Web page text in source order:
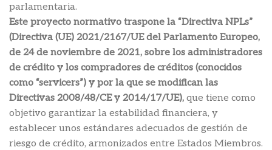
parlamentaria.
Este proyecto normativo traspone la “Directiva NPLs”
(Directiva (UE) 2021/2167/UE del Parlamento Europeo,
de 24 de noviembre de 2021, sobre los administradores
de crédito y los compradores de créditos (conocidos
como “servicers”) y por la que se modifican las
Directivas 2008/48/CE y 2014/17/UE), que tiene como
objetivo garantizar la estabilidad financiera, y
establecer unos estándares adecuados de gestión de
riesgo de crédito, armonizados entre Estados Miembros.